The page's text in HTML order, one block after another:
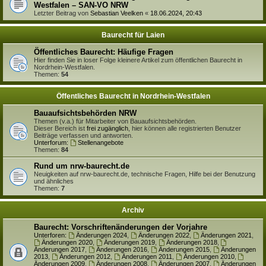
Westfalen – SAN-VO NRW
Letzter Beitrag von Sebastian Veelken « 18.06.2024, 20:43
Baurecht für Laien
Öffentliches Baurecht: Häufige Fragen
Hier finden Sie in loser Folge kleinere Artikel zum öffentlichen Baurecht in
Nordrhein-Westfalen.
Themen: 54
Öffentliches Baurecht in Nordrhein-Westfalen
Bauaufsichtsbehörden NRW
Themen (v.a.) für Mitarbeiter von Bauaufsichtsbehörden.
Dieser Bereich ist frei zugänglich , hier können alle registrierten Benutzer
Beiträge verfassen und antworten.
Unterforum:
Stellenangebote
Themen: 84
Rund um nrw-baurecht.de
Neuigkeiten auf nrw-baurecht.de, technische Fragen, Hilfe bei der Benutzung
und ähnliches
Themen: 7
Archiv
Baurecht: Vorschriftenänderungen der Vorjahre
Unterforen: Änderungen 2024, Änderungen 2022, Änderungen 2021
Änderungen 2020, Änderungen 2019, Änderungen 2018,
Änderungen 2017
Änderungen 2016, Änderungen 2015,
Änderungen
2013
Änderungen 2012, Änderungen 2011 Änderungen 2010,
Änderungen 2009
Änderungen 2008, Änderungen 2007, Änderungen